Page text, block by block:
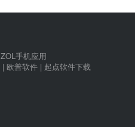
ZOL手机应用
| 欧普软件 | 起点软件下载